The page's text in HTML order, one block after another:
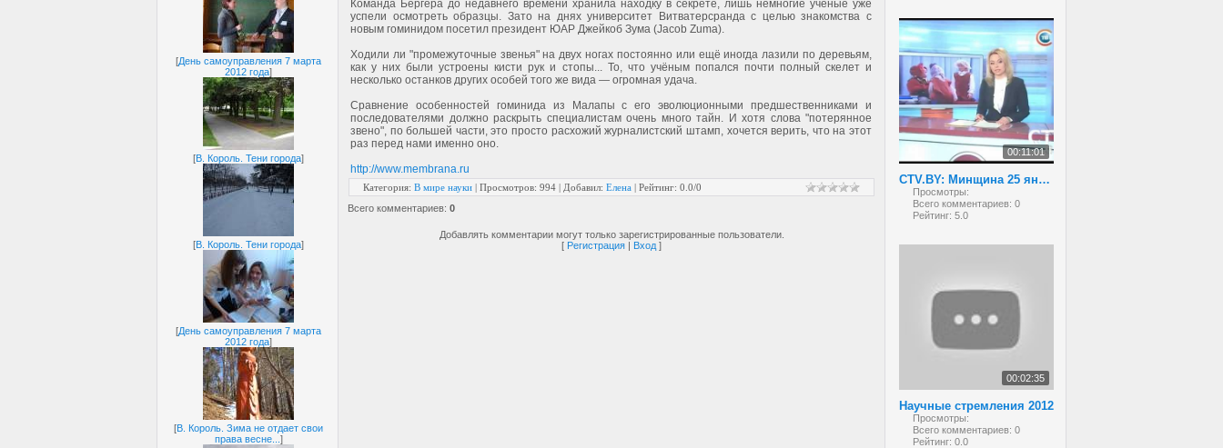
[День самоуправления 7 марта
2012 года]
[В. Король. Тени города]
[В. Король. Тени города]
[День самоуправления 7 марта
2012 года]
[В. Король. Зима не отдает свои
права весне... ]
00:11:01
CTV.BY: Минщина 25 января 2013
Просмотры:
Всего комментариев: 0
Рейтинг: 5.0
00:02:35
Научные стремления 2012
Просмотры:
Всего комментариев: 0
Рейтинг: 0.0
Команда Бергера до недавнего времени хранила находку в секрете, лишь немногие учёные уже
успели осмотреть образцы. Зато на днях университет Витватерсранда с целью знакомства с
новым гоминидом посетил президент ЮАР Джейкоб Зума (Jacob Zuma).
Ходили ли "промежуточные звенья" на двух ногах постоянно или ещё иногда лазили по деревьям,
как у них были устроены кисти рук и стопы... То, что учёным попался почти полный скелет и
несколько останков других особей того же вида — огромная удача.
Сравнение особенностей гоминида из Малапы с его эволюционными предшественниками и
последователями должно раскрыть специалистам очень много тайн. И хотя слова "потерянное
звено", по большей части, это просто расхожий журналистский штамп, хочется верить, что на этот
раз перед нами именно оно.
http://www.membrana.ru
Категория: В мире науки | Просмотров: 994 | Добавил: Елена | Рейтинг: 0.0/0
Всего комментариев: 0
Добавлять комментарии могут только зарегистрированные пользователи.
[ Регистрация | Вход ]